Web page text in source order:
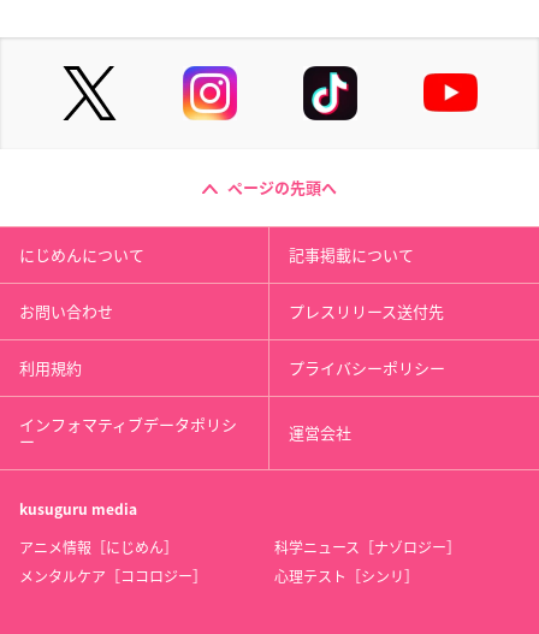
ページの先頭へ
にじめんについて 記事掲載について
お問い合わせ プレスリリース送付先
利用規約 プライバシーポリシー
インフォマティブデータポリシ
ー 運営会社
kusuguru media
アニメ情報［にじめん］
科学ニュース［ナゾロジー］
メンタルケア［ココロジー］
心理テスト［シンリ］